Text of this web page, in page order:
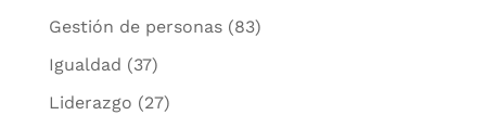
Gestión de personas(83)
Igualdad (37)
Liderazgo (27)